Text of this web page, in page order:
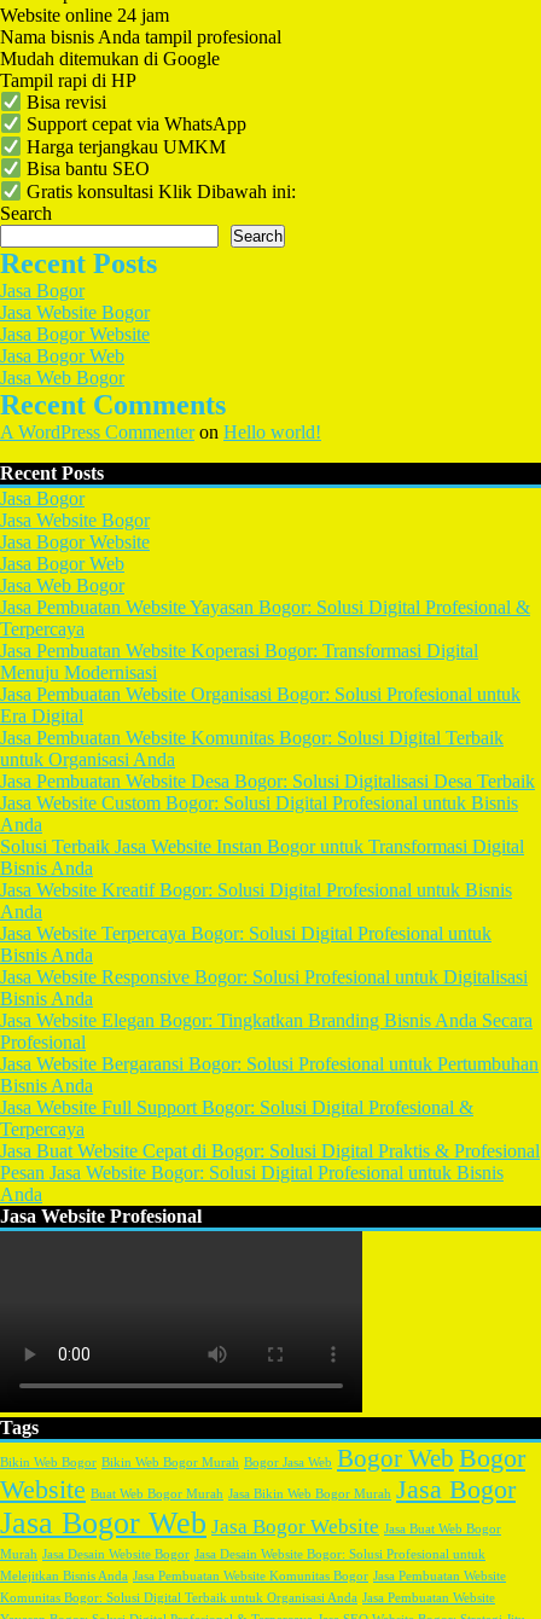
Website online 24 jam
Nama bisnis Anda tampil profesional
Mudah ditemukan di Google
Tampil rapi di HP
Bisa revisi
Support cepat via WhatsApp
Harga terjangkau UMKM
Bisa bantu SEO
Gratis konsultasi Klik Dibawah ini:
Search
Search
Recent Posts
Jasa Bogor
Jasa Website Bogor
Jasa Bogor Website
Jasa Bogor Web
Jasa Web Bogor
Recent Comments
A WordPress Commenteron Hello world!
Recent Posts
Jasa Bogor
Jasa Website Bogor
Jasa Bogor Website
Jasa Bogor Web
Jasa Web Bogor
Jasa Pembuatan Website Yayasan Bogor: Solusi Digital Profesional &
Terpercaya
Jasa Pembuatan Website Koperasi Bogor: Transformasi Digital
Menuju Modernisasi
Jasa Pembuatan Website Organisasi Bogor: Solusi Profesional untuk
Era Digital
Jasa Pembuatan Website Komunitas Bogor: Solusi Digital Terbaik
untuk Organisasi Anda
Jasa Pembuatan Website Desa Bogor: Solusi Digitalisasi Desa Terbaik
Jasa Website Custom Bogor: Solusi Digital Profesional untuk Bisnis
Anda
Solusi Terbaik Jasa Website Instan Bogor untuk Transformasi Digital
Bisnis Anda
Jasa Website Kreatif Bogor: Solusi Digital Profesional untuk Bisnis
Anda
Jasa Website Terpercaya Bogor: Solusi Digital Profesional untuk
Bisnis Anda
Jasa Website Responsive Bogor: Solusi Profesional untuk Digitalisasi
Bisnis Anda
Jasa Website Elegan Bogor: Tingkatkan Branding Bisnis Anda Secara
Profesional
Jasa Website Bergaransi Bogor: Solusi Profesional untuk Pertumbuhan
Bisnis Anda
Jasa Website Full Support Bogor: Solusi Digital Profesional &
Terpercaya
Jasa Buat Website Cepat di Bogor: Solusi Digital Praktis & Profesional
Pesan Jasa Website Bogor: Solusi Digital Profesional untuk Bisnis
Anda
Jasa Website Profesional
Tags
Bikin Web Bogor Bikin Web Bogor Murah Bogor Jasa Web Bogor Web Bogor
Website Buat Web Bogor Murah Jasa Bikin Web Bogor Murah Jasa Bogor
Jasa Bogor Web Jasa Bogor Website Jasa Buat Web Bogor
Murah Jasa Desain Website Bogor Jasa Desain Website Bogor: Solusi Profesional untuk
Melejitkan Bisnis Anda Jasa Pembuatan Website Komunitas Bogor Jasa Pembuatan Website
Komunitas Bogor: Solusi Digital Terbaik untuk Organisasi Anda Jasa Pembuatan Website